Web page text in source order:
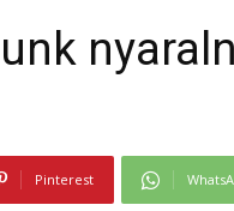
Pinterest